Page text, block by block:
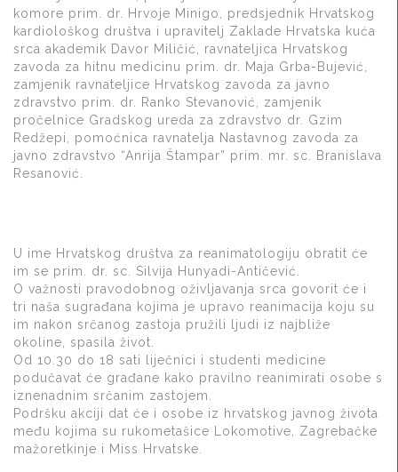
komore prim. dr. Hrvoje Minigo, predsjednik Hrvatskog
kardiološkog društva i upravitelj Zaklade Hrvatska kuća
srca akademik Davor Miličić, ravnateljica Hrvatskog
zavoda za hitnu medicinu prim. dr. Maja Grba-Bujević,
zamjenik ravnateljice Hrvatskog zavoda za javno
zdravstvo prim. dr. Ranko Stevanović, zamjenik
pročelnice Gradskog ureda za zdravstvo dr. Gzim
Redžepi, pomoćnica ravnatelja Nastavnog zavoda za
javno zdravstvo “Anrija Štampar” prim. mr. sc. Branislava
Resanović.
U ime Hrvatskog društva za reanimatologiju obratit će
im se prim. dr. sc. Silvija Hunyadi-Antičević.
O važnosti pravodobnog oživljavanja srca govorit će i
tri naša sugrađana kojima je upravo reanimacija koju su
im nakon srčanog zastoja pružili ljudi iz najbliže
okoline, spasila život.
Od 10.30 do 18 sati liječnici i studenti medicine
podučavat će građane kako pravilno reanimirati osobe s
iznenadnim srčanim zastojem.
Podršku akciji dat će i osobe iz hrvatskog javnog života
među kojima su rukometašice Lokomotive, Zagrebačke
mažoretkinje i Miss Hrvatske.